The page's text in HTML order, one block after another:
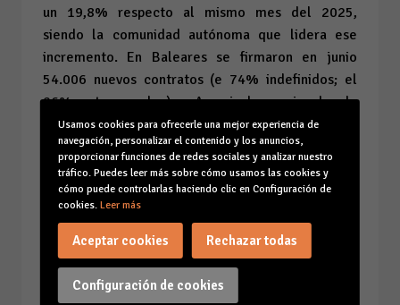
un 19,8% respecto al mismo mes del 2025,
siendo la comunidad autónoma que lidera ese
incremento. En Baleares se firmaron en junio
54.006 nuevos contratos (e 74% indefinidos; el
26%, temporales). A nivel nacional, la
contratación creció un 10,2%.
La presidenta de CAEB destaca que el mercado
laboral “se mantiene fuerte y resiste a los envites
geopolíticos”. La pérdida de fuelle del
crecimiento económico “no impide que la
actividad se mantenga en niveles máximos y que
el empleo siga sumando ocupados gracias al
esfuerzo de un tejido empresarial que sigue
Usamos cookies para ofrecerle una mejor experiencia de
navegación, personalizar el contenido y los anuncios,
proporcionar funciones de redes sociales y analizar nuestro
tráfico. Puedes leer más sobre cómo usamos las cookies y
cómo puede controlarlas haciendo clic en Configuración de
cookies. Leer más
Configuración de cookies
Aceptar cookies Rechazar todas